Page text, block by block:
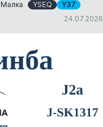
Малка YSEQ
Y37
24.07.2026